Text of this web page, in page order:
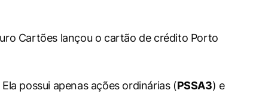
Cartões lançou o cartão de crédito Porto
possui apenas ações ordinárias (PSSA3) e